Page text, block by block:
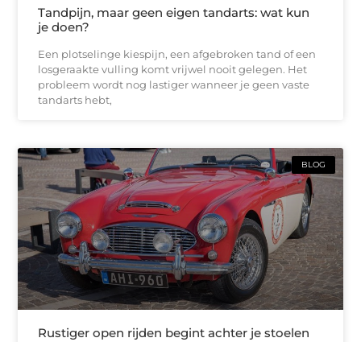
Tandpijn, maar geen eigen tandarts: wat kun
je doen?
Een plotselinge kiespijn, een afgebroken tand of een
losgeraakte vulling komt vrijwel nooit gelegen. Het
probleem wordt nog lastiger wanneer je geen vaste
tandarts hebt,
BLOG
Rustiger open rijden begint achter je stoelen